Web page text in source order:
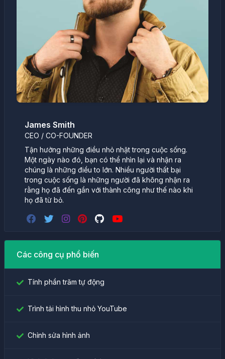
James Smith
CEO / CO-FOUNDER
Tận hưởng những điều nhỏ nhặt trong cuộc sống.
Một ngày nào đó, bạn có thể nhìn lại và nhận ra
chúng là những điều to lớn. Nhiều người thất bại
trong cuộc sống là những người đã không nhận ra
rằng họ đã đến gần với thành công như thế nào khi
họ đã từ bỏ.
Các công cụ phổ biến
Tính phần trăm tự động
Trình tải hình thu nhỏ YouTube
Chỉnh sửa hình ảnh